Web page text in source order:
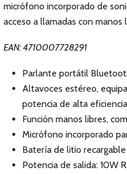
micrófono incorporado de
acceso a llamadas con manos
EAN: 4710007728291
Parlante portátil
Altavoces estéreo,
potencia de alta eficiencia
Función manos libres,
Micrófono incorporado
Batería de litio
Potencia de salida: 10W